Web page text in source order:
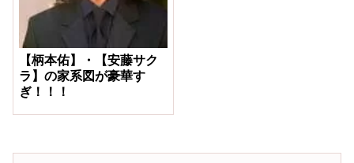
【柄本佑】・【安藤サク
ラ】の家系図が豪華す
ぎ！！！